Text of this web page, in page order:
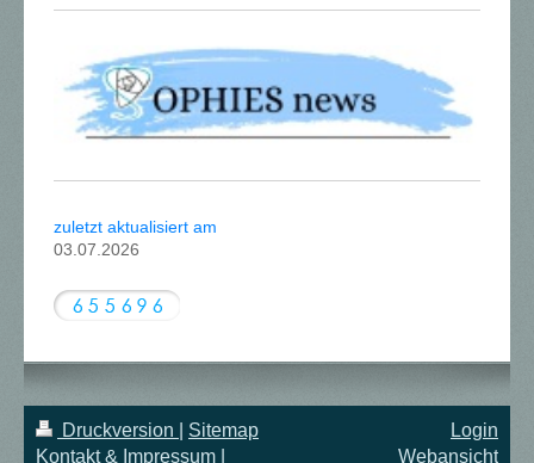
zuletzt aktualisiert am
03.07.2026
Druckversion
Sitemap
Kontakt & Impressum
Login
Webansicht